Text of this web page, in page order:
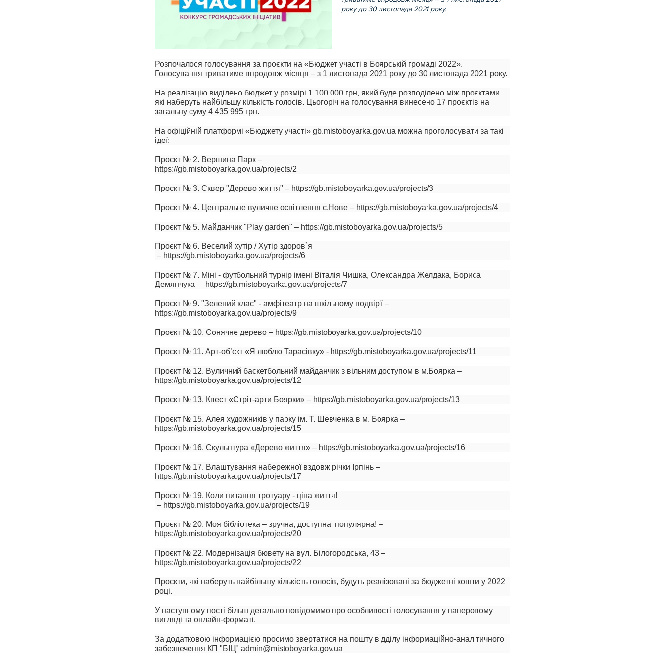
року до 30 листопада 2021 року.
Розпочалося голосування за проєкти на «Бюджет участі в Боярській громаді 2022».
Голосування триватиме впродовж місяця – з 1 листопада 2021 року до 30 листопада 2021 року.
На реалізацію виділено бюджет у розмірі 1 100 000 грн, який буде розподілено між проєктами,
які наберуть найбільшу кількість голосів. Цьогоріч на голосування винесено 17 проєктів на
загальну суму 4 435 995 грн.
На офіційній платформі «Бюджету участі» gb.mistoboyarka.gov.ua можна проголосувати за такі
ідеї:
Проєкт № 2. Вершина Парк –
https://gb.mistoboyarka.gov.ua/projects/2
Проєкт № 3. Сквер "Дерево життя" – https://gb.mistoboyarka.gov.ua/projects/3
Проєкт № 4. Центральне вуличне освітлення с.Нове – https://gb.mistoboyarka.gov.ua/projects/4
Проєкт № 5. Майданчик "Play garden" – https://gb.mistoboyarka.gov.ua/projects/5
Проєкт № 6. Веселий хутір / Хутір здоров`я
– https://gb.mistoboyarka.gov.ua/projects/6
Проєкт № 7. Міні - футбольний турнір імені Віталія Чишка, Олександра Желдака, Бориса
Демянчука – https://gb.mistoboyarka.gov.ua/projects/7
Проєкт № 9. "Зелений клас" - амфітеатр на шкільному подвір'ї –
https://gb.mistoboyarka.gov.ua/projects/9
Проєкт № 10. Сонячне дерево – https://gb.mistoboyarka.gov.ua/projects/10
Проєкт № 11. Арт-об’єкт «Я люблю Тарасівку» - https://gb.mistoboyarka.gov.ua/projects/11
Проєкт № 12. Вуличний баскетбольний майданчик з вільним доступом в м.Боярка –
https://gb.mistoboyarka.gov.ua/projects/12
Проєкт № 13. Квест «Стріт-арти Боярки» – https://gb.mistoboyarka.gov.ua/projects/13
Проєкт № 15. Алея художників у парку ім. Т. Шевченка в м. Боярка –
https://gb.mistoboyarka.gov.ua/projects/15
Проєкт № 16. Скульптура «Дерево життя» – https://gb.mistoboyarka.gov.ua/projects/16
Проєкт № 17. Влаштування набережної вздовж річки Ірпінь –
https://gb.mistoboyarka.gov.ua/projects/17
Проєкт № 19. Коли питання тротуару - ціна життя!
– https://gb.mistoboyarka.gov.ua/projects/19
Проєкт № 20. Моя бібліотека – зручна, доступна, популярна! –
https://gb.mistoboyarka.gov.ua/projects/20
Проєкт № 22. Модернізація бювету на вул. Білогородська, 43 –
https://gb.mistoboyarka.gov.ua/projects/22
Проєкти, які наберуть найбільшу кількість голосів, будуть реалізовані за бюджетні кошти у 2022
році.
У наступному пості більш детально повідомимо про особливості голосування у паперовому
вигляді та онлайн-форматі.
За додатковою інформацією просимо звертатися на пошту відділу інформаційно-аналітичного
забезпечення КП "БІЦ" admin@mistoboyarka.gov.ua